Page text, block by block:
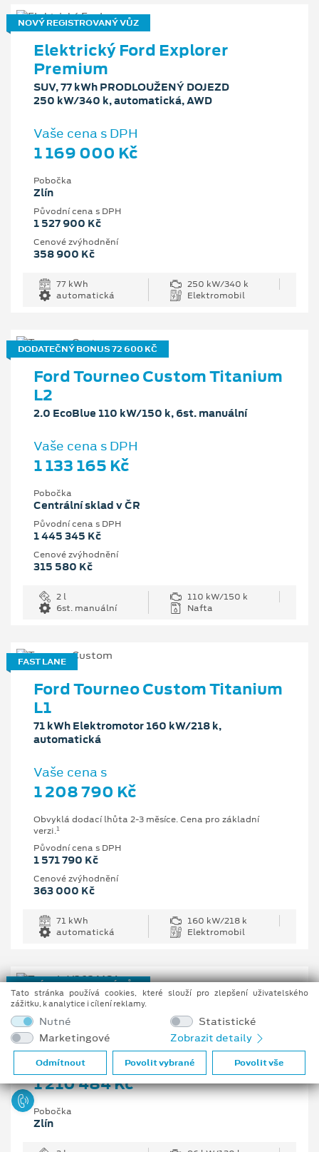
NOVÝ REGISTROVANÝ VŮZ
Elektrický Ford Explorer
Premium
SUV, 77 kWh PRODLOUŽENÝ DOJEZD
250 kW/340 k, automatická, AWD
Vaše cena s DPH
1 169 000 Kč
Pobočka
Zlín
Původní cena s DPH
1 527 900 Kč
Cenové zvýhodnění
358 900 Kč
77 kWh
250 kW/340 k
automatická
Elektromobil
DODATEČNÝ BONUS 72 600 KČ
Ford Tourneo Custom Titanium
L2
2.0 EcoBlue 110 kW/150 k, 6st. manuální
Vaše cena s DPH
1 133 165 Kč
Pobočka
Centrální sklad v ČR
Původní cena s DPH
1 445 345 Kč
Cenové zvýhodnění
315 580 Kč
2 l
110 kW/150 k
6st. manuální
Nafta
FAST LANE
Ford Tourneo Custom Titanium
L1
71 kWh Elektromotor 160 kW/218 k,
automatická
Vaše cena s
1 208 790 Kč
Obvyklá dodací lhůta 2-3 měsíce. Cena pro základní
verzi.1
Původní cena s DPH
1 571 790 Kč
Cenové zvýhodnění
363 000 Kč
71 kWh
160 kW/218 k
automatická
Elektromobil
NOVÝ REGISTROVANÝ VŮZ
Ford Transit Trend 350 L3
Van, 2 EcoBlue 96 kW/130 k, 6st. manuální
Vaše cena s DPH
1 210 484 Kč
Pobočka
Zlín
Tato stránka používá cookies, které slouží pro zlepšení uživatelského
zážitku, k analytice i cílení reklamy.
Nutné
Statistické
Marketingové
Zobrazit detaily
Odmítnout Povolit vybrané Povolit vše